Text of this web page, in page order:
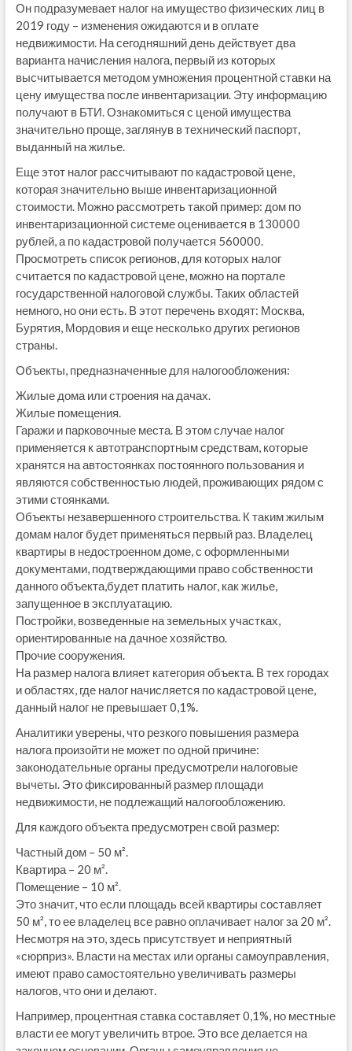
Он подразумевает налог на имущество физических лиц в
2019 году – изменения ожидаются и в оплате
недвижимости. На сегодняшний день действует два
варианта начисления налога, первый из которых
высчитывается методом умножения процентной ставки на
цену имущества после инвентаризации. Эту информацию
получают в БТИ. Ознакомиться с ценой имущества
значительно проще, заглянув в технический паспорт,
выданный на жилье.
Еще этот налог рассчитывают по кадастровой цене,
которая значительно выше инвентаризационной
стоимости. Можно рассмотреть такой пример: дом по
инвентаризационной системе оценивается в 130000
рублей, а по кадастровой получается 560000.
Просмотреть список регионов, для которых налог
считается по кадастровой цене, можно на портале
государственной налоговой службы. Таких областей
немного, но они есть. В этот перечень входят: Москва,
Бурятия, Мордовия и еще несколько других регионов
страны.
Объекты, предназначенные для налогообложения:
Жилые дома или строения на дачах.
Жилые помещения.
Гаражи и парковочные места. В этом случае налог
применяется к автотранспортным средствам, которые
хранятся на автостоянках постоянного пользования и
являются собственностью людей, проживающих рядом с
этими стоянками.
Объекты незавершенного строительства. К таким жилым
домам налог будет применяться первый раз. Владелец
квартиры в недостроенном доме, с оформленными
документами, подтверждающими право собственности
данного объекта,будет платить налог, как жилье,
запущенное в эксплуатацию.
Постройки, возведенные на земельных участках,
ориентированные на дачное хозяйство.
Прочие сооружения.
На размер налога влияет категория объекта. В тех городах
и областях, где налог начисляется по кадастровой цене,
данный налог не превышает 0,1%.
Аналитики уверены, что резкого повышения размера
налога произойти не может по одной причине:
законодательные органы предусмотрели налоговые
вычеты. Это фиксированный размер площади
недвижимости, не подлежащий налогообложению.
Для каждого объекта предусмотрен свой размер:
Частный дом – 50 м².
Квартира – 20 м².
Помещение – 10 м².
Это значит, что если площадь всей квартиры составляет
50 м², то ее владелец все равно оплачивает налог за 20 м².
Несмотря на это, здесь присутствует и неприятный
«сюрприз». Власти на местах или органы самоуправления,
имеют право самостоятельно увеличивать размеры
налогов, что они и делают.
Например, процентная ставка составляет 0,1%, но местные
власти ее могут увеличить втрое. Это все делается на